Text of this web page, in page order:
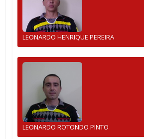
LEONARDO HENRIQUE PEREIRA
LEONARDO ROTONDO PINTO